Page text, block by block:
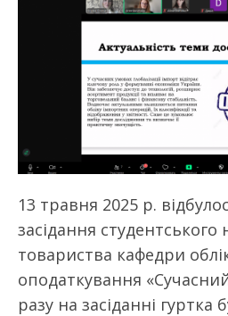
13 травня 2025 р.
засідання студентського
товариства кафедри
оподаткування
разу на засіданні гуртка